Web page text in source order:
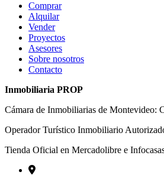
Comprar
Alquilar
Vender
Proyectos
Asesores
Sobre nosotros
Contacto
Inmobiliaria PROP
Cámara de Inmobiliarias de Montevideo:
Operador Turístico Inmobiliario
Tienda Oficial en Mercadolibre e